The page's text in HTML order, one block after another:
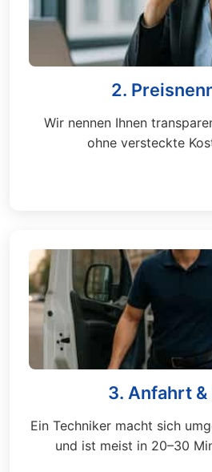
2.
Wir nennen Ihnen
ohne versteckte
3. Anfahrt &
Ein Techniker macht sich
und ist meist in 20–30